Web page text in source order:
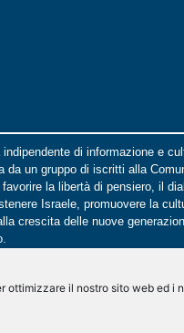
ottimizzare il nostro sito web ed i
di informazione e
da un gruppo di iscritti alla
la libertà di pensiero, il
Israele, promuovere la
crescita delle nuove
UCEI. Le opinioni individuali sono